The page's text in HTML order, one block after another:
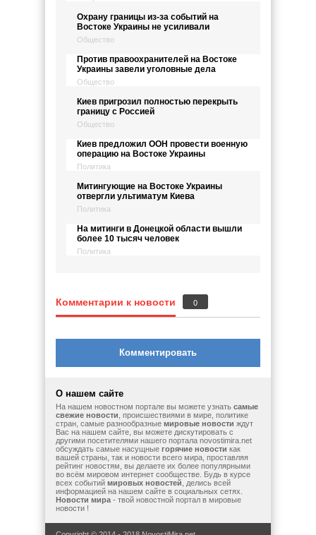
Охрану границы из-за событий на
Востоке Украины не усиливали
Общество
Против правоохранителей на Востоке
Украины завели уголовные дела
Общество
Киев пригрозил полностью перекрыть
границу с Россией
Общество
Киев предложил ООН провести военную
операцию на Востоке Украины
Политика
Митингующие на Востоке Украины
отвергли ультиматум Киева
Политика
На митинги в Донецкой области вышли
более 10 тысяч человек
Политика
Комментарии к новости 0
Комментировать
О нашем сайте
На нашем новостном портале вы можете узнать самые
свежие новости , происшествиями в мире, политике
стран, самые разнообразные мировые новости ждут
Вас на нашем сайте, вы можете дискутировать с
другими посетителями нашего портала novostimira.net
обсуждать самые насущные горячие новости как
вашей страны, так и новости всего мира, проставляя
рейтинг новостям, вы делаете их более популярными
во всём мировом интернет сообществе. Будь в курсе
всех событий мировых новостей , делись всей
информацией на нашем сайте в социальных сетях.
Новости мира - твой новостной портал в мировые
новости !